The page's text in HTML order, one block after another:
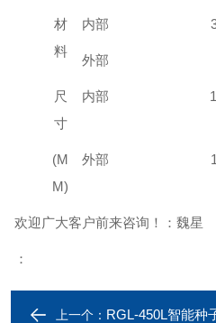
材
料
内部
外部
尺
寸
(M
M)
内部
外部
欢迎广大客户前来咨询！：魏星
：
上一个： RGL-450L智能种